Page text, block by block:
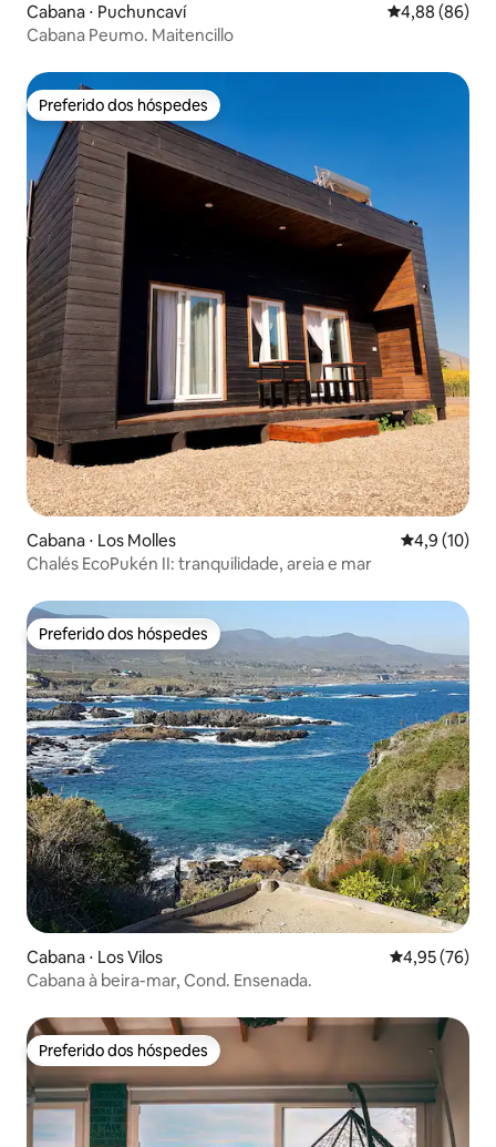
Cabana ⋅ Puchuncaví 4,88 de uma
4,88 (86)
Cabana Peumo. Maitencillo
Preferido dos hóspedes
Preferido dos hóspedes
Cabana ⋅ Los Molles 4,9 de uma
4,9 (10)
Chalés EcoPukén II: tranquilidade, areia e mar
Preferido dos hóspedes
Preferido dos hóspedes
Cabana ⋅ Los Vilos 4,95 de uma
4,95 (76)
Cabana à beira-mar, Cond. Ensenada.
Preferido dos hóspedes
Preferido dos hóspedes